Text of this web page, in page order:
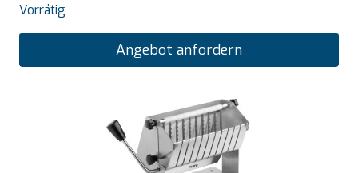
Vorrätig
Angebot anfordern